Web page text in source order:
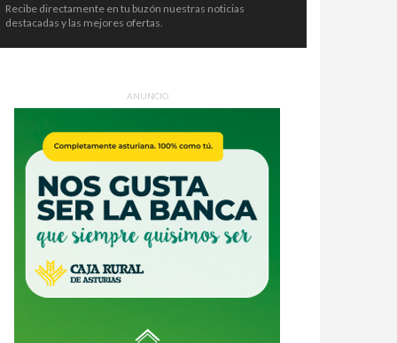
Recibe directamente en tu buzón nuestras noticias
destacadas y las mejores ofertas.
ANUNCIO